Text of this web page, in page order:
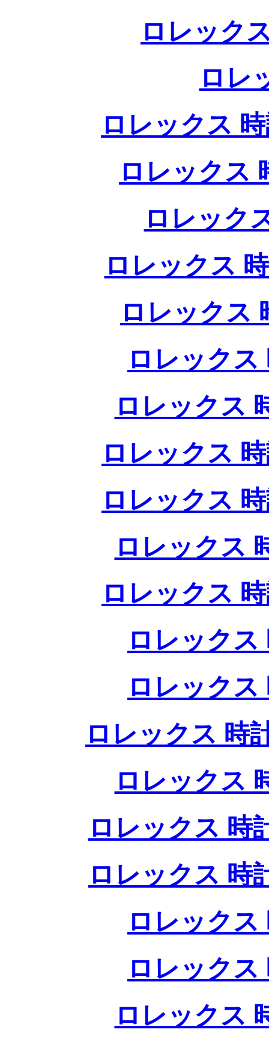
ロレック
ロレ
ロレックス
ロレックス
ロレック
ロレックス
ロレックス
ロレックス
ロレックス
ロレックス
ロレックス
ロレックス
ロレックス
ロレックス
ロレックス
ロレックス 時
ロレックス
ロレックス 時
ロレックス 時
ロレックス
ロレックス
ロレックス